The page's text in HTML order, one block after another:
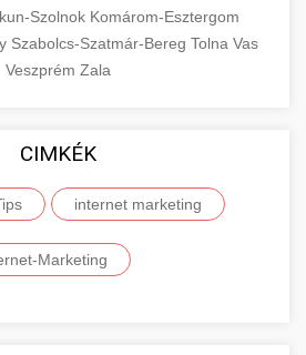
Szolnok Komárom-Esztergom
Szabolcs-Szatmár-Bereg Tolna Vas
Veszprém Zala
CIMKÉK
internet marketing
Marketing